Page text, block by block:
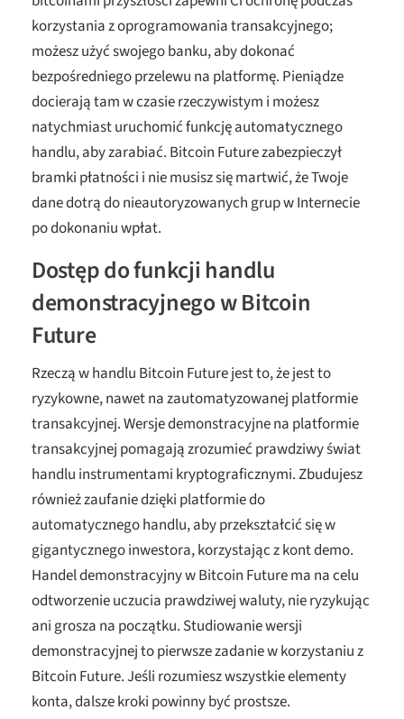
korzystania z oprogramowania transakcyjnego;
możesz użyć swojego banku, aby dokonać
bezpośredniego przelewu na platformę. Pieniądze
docierają tam w czasie rzeczywistym i możesz
natychmiast uruchomić funkcję automatycznego
handlu, aby zarabiać. Bitcoin Future zabezpieczył
bramki płatności i nie musisz się martwić, że Twoje
dane dotrą do nieautoryzowanych grup w Internecie
po dokonaniu wpłat.
Dostęp do funkcji handlu
demonstracyjnego w Bitcoin
Future
Rzeczą w handlu Bitcoin Future jest to, że jest to
ryzykowne, nawet na zautomatyzowanej platformie
transakcyjnej. Wersje demonstracyjne na platformie
transakcyjnej pomagają zrozumieć prawdziwy świat
handlu instrumentami kryptograficznymi. Zbudujesz
również zaufanie dzięki platformie do
automatycznego handlu, aby przekształcić się w
gigantycznego inwestora, korzystając z kont demo.
Handel demonstracyjny w Bitcoin Future ma na celu
odtworzenie uczucia prawdziwej waluty, nie ryzykując
ani grosza na początku. Studiowanie wersji
demonstracyjnej to pierwsze zadanie w korzystaniu z
Bitcoin Future. Jeśli rozumiesz wszystkie elementy
konta, dalsze kroki powinny być prostsze.